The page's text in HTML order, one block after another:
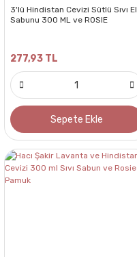
3'lü Hindistan Cevizi Sütlü Sıvı El
Sabunu 300 ML ve ROSIE
277,93 TL
Sepete Ekle